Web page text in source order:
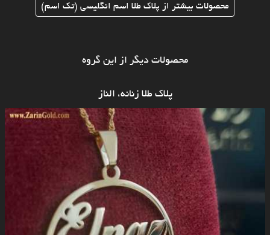
محصولات بیشتر از پلاک طلا اسم انگلیسی (تک اسم)
محصولات دیگر از این گروه
پلاک طلا زنانه، الناز